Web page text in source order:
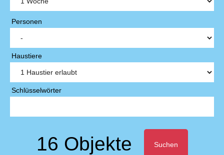
Personen
Haustiere
Schlüsselwörter
16 Objekte Suchen